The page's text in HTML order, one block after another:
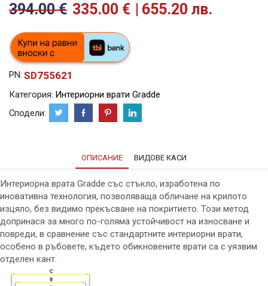
394.00€ 335.00 € 655.20 лв.
PN: SD755621
Категория: Интериорни врати Gradde
Сподели:
ОПИСАНИЕ ВИДОВЕ КАСИ
Интериорна врата Gradde със стъкло, изработена по
иновативна технология, позволяваща обличане на крилото
изцяло, без видимо прекъсване на покритието. Този метод
допринася за много по-голяма устойчивост на износване и
повреди, в сравнение със стандартните интериорни врати,
особено в ръбовете, където обикновените врати са с уязвим
отделен кант.